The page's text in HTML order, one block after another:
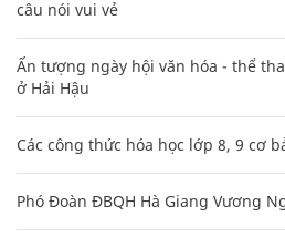
câu nói vui vẻ
Ấn tượng ngày hội văn hóa - thể
ở Hải Hậu
Các công thức hóa học lớp 8, 9 cơ
Phó Đoàn ĐBQH Hà Giang Vương